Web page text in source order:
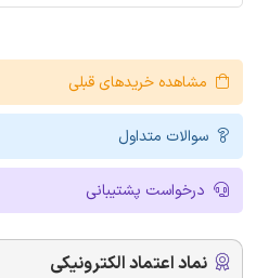
مشاهده خریدهای قبلی
سوالات متداول
درخواست پشتیبانی
نماد اعتماد الکترونیکی